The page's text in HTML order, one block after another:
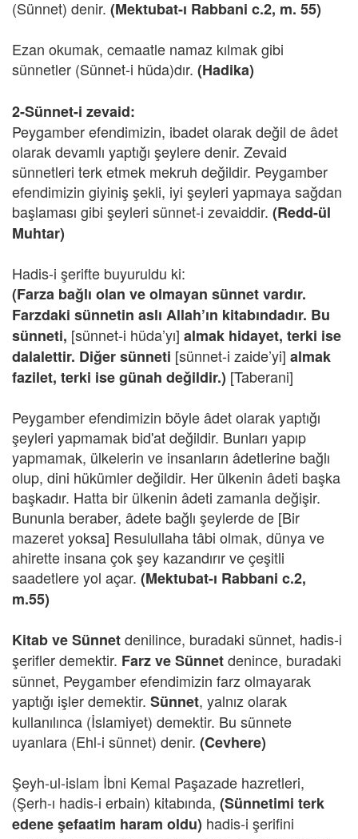
(Sünnet) denir. (Mektubat-ı Rabbani c.2, m. 55)
Ezan okumak, cemaatle namaz kılmak gibi
sünnetler (Sünnet-i hüda)dır. (Hadika)
2-Sünnet-i zevaid:
Peygamber efendimizin, ibadet olarak değil de âdet
olarak devamlı yaptığı şeylere denir. Zevaid
sünnetleri terk etmek mekruh değildir. Peygamber
efendimizin giyiniş şekli, iyi şeyleri yapmaya sağdan
başlaması gibi şeyleri sünnet-i zevaiddir. (Redd-ül
Muhtar)
Hadis-i şerifte buyuruldu ki:
(Farza bağlı olan ve olmayan sünnet vardır.
Farzdaki sünnetin aslı Allah’ın kitabındadır. Bu
sünneti, [sünnet-i hüda’yı] almak hidayet, terki ise
dalalettir. Diğer sünneti [sünnet-i zaide’yi] almak
fazilet, terki ise günah değildir.) [Taberani]
Peygamber efendimizin böyle âdet olarak yaptığı
şeyleri yapmamak bid'at değildir. Bunları yapıp
yapmamak, ülkelerin ve insanların âdetlerine bağlı
olup, dini hükümler değildir. Her ülkenin âdeti başka
başkadır. Hatta bir ülkenin âdeti zamanla değişir.
Bununla beraber, âdete bağlı şeylerde de [Bir
mazeret yoksa] Resulullaha tâbi olmak, dünya ve
ahirette insana çok şey kazandırır ve çeşitli
saadetlere yol açar. (Mektubat-ı Rabbani c.2,
m.55)
Kitab ve Sünnetdenilince, buradaki sünnet, hadis-i
şerifler demektir. Farz ve Sünnetdenince, buradaki
sünnet, Peygamber efendimizin farz olmayarak
yaptığı işler demektir. Sünnet, yalnız olarak
kullanılınca (İslamiyet) demektir. Bu sünnete
uyanlara (Ehl-i sünnet) denir. (Cevhere)
Şeyh-ul-islam İbni Kemal Paşazade hazretleri,
(Şerh-ı hadis-i erbain) kitabında, (Sünnetimi terk
edene şefaatim haram oldu) hadis-i şerifini